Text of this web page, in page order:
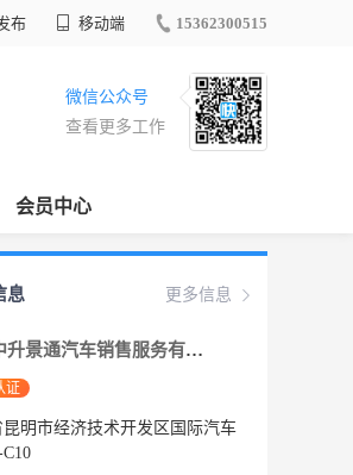
布 移动端 15362300515
微信公众号
查看更多工作
会员中心
更多信息
息
云南中升景通汽车销售服务有限公司
证
明市经济技术开发区国际汽车